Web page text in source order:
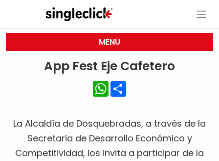
MENU
App Fest Eje Cafetero
WhatsApp
La Alcaldía de Dosquebradas, a través de la
Secretaria de Desarrollo Económico y
Competitividad, los invita a participar de la